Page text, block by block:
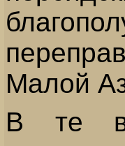
Малой
В те